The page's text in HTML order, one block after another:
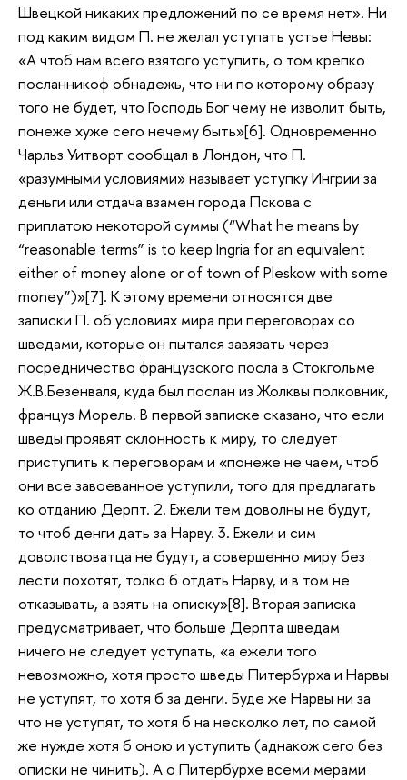
Швецкой никаких предложений по се время нет». Ни
под каким видом П. не желал уступать устье Невы:
«А чтоб нам всего взятого уступить, о том крепко
посланникоф обнадежь, что ни по которому образу
того не будет, что Господь Бог чему не изволит быть,
понеже хуже сего нечему быть»[6]. Одновременно
Чарльз Уитворт сообщал в Лондон, что П.
«разумными условиями» называет уступку Ингрии за
деньги или отдача взамен города Пскова с
приплатою некоторой суммы (“What he means by
“reasonable terms” is to keep Ingria for an equivalent
either of money alone or of town of Pleskow with some
money”)»[7]. К этому времени относятся две
записки П. об условиях мира при переговорах со
шведами, которые он пытался завязать через
посредничество французского посла в Стокгольме
Ж.В.Безенваля, куда был послан из Жолквы полковник,
француз Морель. В первой записке сказано, что если
шведы проявят склонность к миру, то следует
приступить к переговорам и «понеже не чаем, чтоб
они все завоеванное уступили, того для предлагать
ко отданию Дерпт. 2. Ежели тем доволны не будут,
то чтоб денги дать за Нарву. 3. Ежели и сим
доволствоватца не будут, а совершенно миру без
лести похотят, толко б отдать Нарву, и в том не
отказывать, а взять на описку»[8]. Вторая записка
предусматривает, что больше Дерпта шведам
ничего не следует уступать, «а ежели того
невозможно, хотя просто шведы Питербурха и Нарвы
не уступят, то хотя б за денги. Буде же Нарвы ни за
что не уступят, то хотя б на несколко лет, по самой
же нужде хотя б оною и уступить (аднакож сего без
описки не чинить). А о Питербурхе всеми мерами